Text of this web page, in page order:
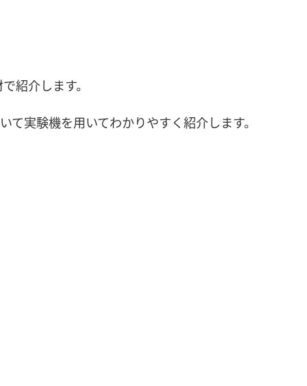
紹介します。
実験機を用いてわかりやすく紹介します。